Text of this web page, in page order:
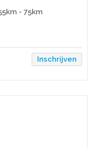
- 75km
Inschrijven